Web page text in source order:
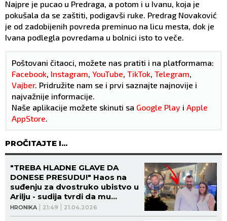
Najpre je pucao u Predraga, a potom i u Ivanu, koja je
pokušala da se zaštiti, podigavši ruke. Predrag Novaković
je od zadobijenih povreda preminuo na licu mesta, dok je
Ivana podlegla povredama u bolnici isto to veče.
Poštovani čitaoci, možete nas pratiti i na platformama:
Facebook, Instagram, YouTube, TikTok, Telegram,
Vajber. Pridružite nam se i prvi saznajte najnovije i
najvažnije informacije.
Naše aplikacije možete skinuti sa Google Play i Apple
AppStore.
PROČITAJTE I...
HRONIKA 21:49 21.04.2026
"TREBA HLADNE GLAVE DA
DONESE PRESUDU!" Haos na
suđenju za dvostruko ubistvo u
Arilju - sudija tvrdi da mu
PRETE!